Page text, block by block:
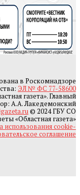
в Роскомнадзоре
ЭЛ № ФС 77-58600
газета». Главный
А.А. Лакедемонский
© 2024 ГБУ СО
«Областная газета»
использования cookie-
соглашение